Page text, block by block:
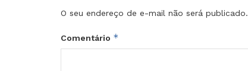
O seu endereço de e-mail não será publicado.
Comentário *